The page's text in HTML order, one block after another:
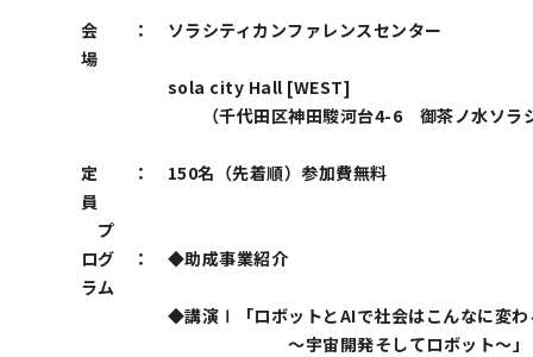
会
場
： ソラシティカンファレンスセンター
sola city Hall [WEST]
（千代田区神田駿河台4-6 御茶ノ水ソラ
定
員
： 150名（先着順）参加費無料
プ
ログ
ラム
： ◆助成事業紹介
◆講演Ⅰ「ロボットとAIで社会はこんなに変わ
～宇宙開発そしてロボット～」